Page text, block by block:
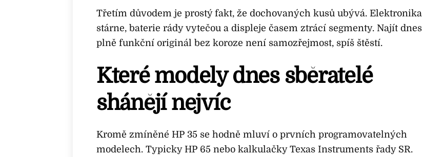
Třetím důvodem je prostý fakt, že dochovaných kusů ubývá. Elektronika
stárne, baterie rády vytečou a displeje časem ztrácí segmenty. Najít dnes
plně funkční originál bez koroze není samozřejmost, spíš štěstí.
Které modely dnes sběratelé
shánějí nejvíc
Kromě zmíněné HP 35 se hodně mluví o prvních programovatelných
modelech. Typicky HP 65 nebo kalkulačky Texas Instruments řady SR.